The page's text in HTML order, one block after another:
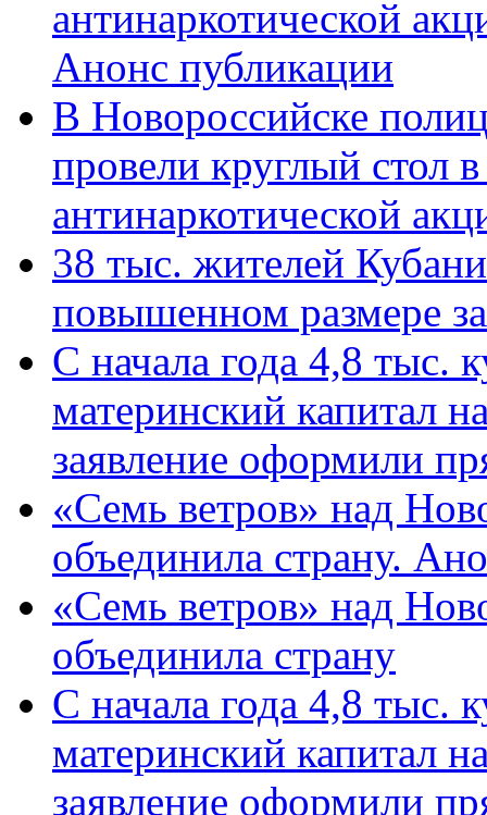
антинаркотической
Анонс публикации
В Новороссийске
провели круглый стол
антинаркотической
38 тыс. жителей
повышенном размере
С начала года 4,8 тыс.
материнский капитал
заявление оформили
«Семь ветров» над
объединила страну.
«Семь ветров» над
объединила страну
С начала года 4,8 тыс.
материнский капитал
заявление оформили